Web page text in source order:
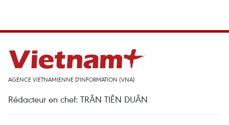
AGENCE VIETNAMIENNE D'INFORMATION (VNA)
Rédacteur en chef: TRÂN TIÊN DUÂN